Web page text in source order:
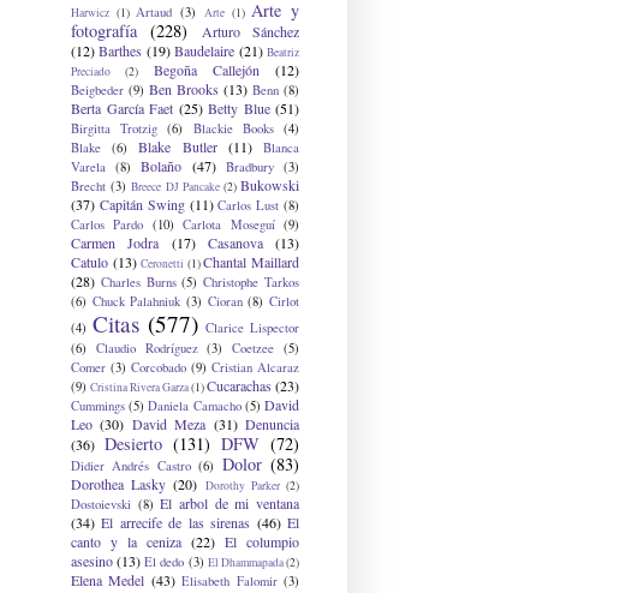
Harwicz (1) Artaud (3) Arte (1) Arte y
fotografía (228)
Arturo Sánchez
(12) Barthes (19) Baudelaire (21) Beatriz
Preciado
(2) Begoña Callejón (12)
Beigbeder (9) Ben Brooks (13) Benn (8)
Berta García Faet (25) Betty Blue (51)
Birgitta Trotzig (6) Blackie Books (4)
Blake
(6) Blake Butler (11)
Blanca
Varela
(8) Bolaño (47) Bradbury (3)
Brecht (3) Breece DJ Pancake (2) Bukowski
(37) Capitán Swing (11) Carlos Lust (8)
Carlos Pardo (10) Carlota Moseguí (9)
Carmen Jodra (17) Casanova
(13)
Catulo (13) Ceronetti (1) Chantal Maillard
(28) Charles Burns (5) Christophe Tarkos
(6) Chuck Palahniuk (3) Cioran (8) Cirlot
(4) Citas (577) Clarice Lispector
(6)
Claudio Rodríguez (3) Coetzee (5)
Comer (3) Corcobado (9) Cristian Alcaraz
(9) Cristina Rivera Garza(1)Cucarachas (23)
Cummings (5) Daniela Camacho (5) David
Leo (30) David Meza (31) Denuncia
(36) Desierto (131) DFW (72)
Didier Andrés Castro (6) Dolor (83)
Dorothea Lasky (20) Dorothy Parker (2)
Dostoievski (8) El arbol de mi ventana
(34) El arrecife de las sirenas (46) El
canto y la ceniza (22) El columpio
asesino(13) El dedo (3) El Dhammapada(2)
Elena Medel (43) Elisabeth Falomir (3)